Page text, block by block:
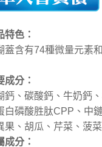
特色：
蓋含有74種微量元素
成分：
鈣、碳酸鈣、牛奶鈣
白磷酸胜肽CPP、中
果、胡瓜、芹菜、菠
成分：